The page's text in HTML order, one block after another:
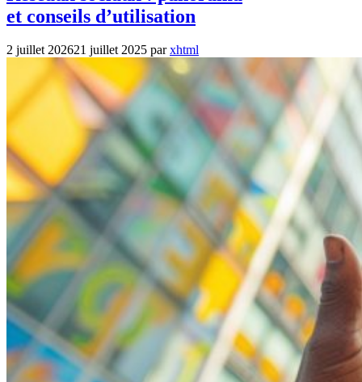
et conseils d’utilisation
2 juillet 202621 juillet 2025 parxhtml